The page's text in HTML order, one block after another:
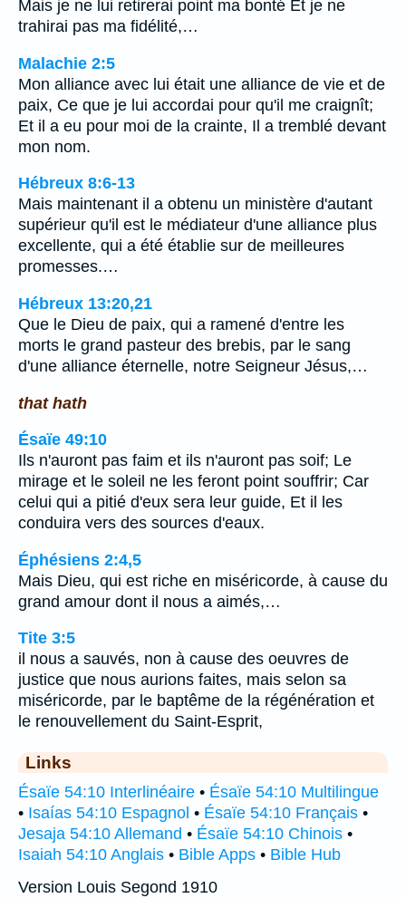
Mais je ne lui retirerai point ma bonté Et je ne
trahirai pas ma fidélité,…
Malachie 2:5
Mon alliance avec lui était une alliance de vie et de
paix, Ce que je lui accordai pour qu'il me craignît;
Et il a eu pour moi de la crainte, Il a tremblé devant
mon nom.
Hébreux 8:6-13
Mais maintenant il a obtenu un ministère d'autant
supérieur qu'il est le médiateur d'une alliance plus
excellente, qui a été établie sur de meilleures
promesses.…
Hébreux 13:20,21
Que le Dieu de paix, qui a ramené d'entre les
morts le grand pasteur des brebis, par le sang
d'une alliance éternelle, notre Seigneur Jésus,…
that hath
Ésaïe 49:10
Ils n'auront pas faim et ils n'auront pas soif; Le
mirage et le soleil ne les feront point souffrir; Car
celui qui a pitié d'eux sera leur guide, Et il les
conduira vers des sources d'eaux.
Éphésiens 2:4,5
Mais Dieu, qui est riche en miséricorde, à cause du
grand amour dont il nous a aimés,…
Tite 3:5
il nous a sauvés, non à cause des oeuvres de
justice que nous aurions faites, mais selon sa
miséricorde, par le baptême de la régénération et
le renouvellement du Saint-Esprit,
Links
Ésaïe 54:10 Interlinéaire • Ésaïe 54:10 Multilingue
• Isaías 54:10 Espagnol • Ésaïe 54:10 Français •
Jesaja 54:10 Allemand • Ésaïe 54:10 Chinois •
Isaiah 54:10 Anglais • Bible Apps • Bible Hub
Version Louis Segond 1910